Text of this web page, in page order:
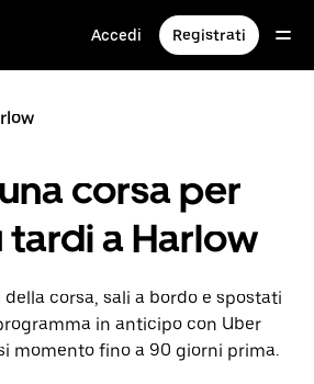
Accedi Registrati
corsa per
tardi a Harlow
corsa, sali a bordo e spostati
in anticipo con Uber
momento fino a 90 giorni prima.